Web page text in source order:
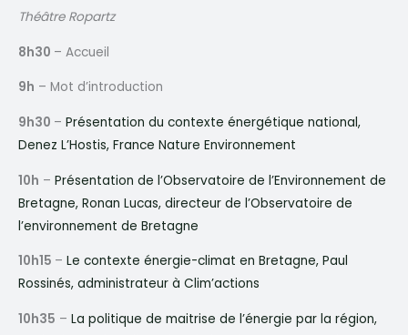
Théâtre Ropartz
8h30 – Accueil
9h – Mot d’introduction
9h30 – Présentation du contexte énergétique national,
Denez L’Hostis, France Nature Environnement
10h – Présentation de l’Observatoire de l’Environnement de
Bretagne, Ronan Lucas, directeur de l’Observatoire de
l’environnement de Bretagne
10h15 – Le contexte énergie-climat en Bretagne, Paul
Rossinés, administrateur à Clim’actions
10h35 – La politique de maitrise de l’énergie par la région,